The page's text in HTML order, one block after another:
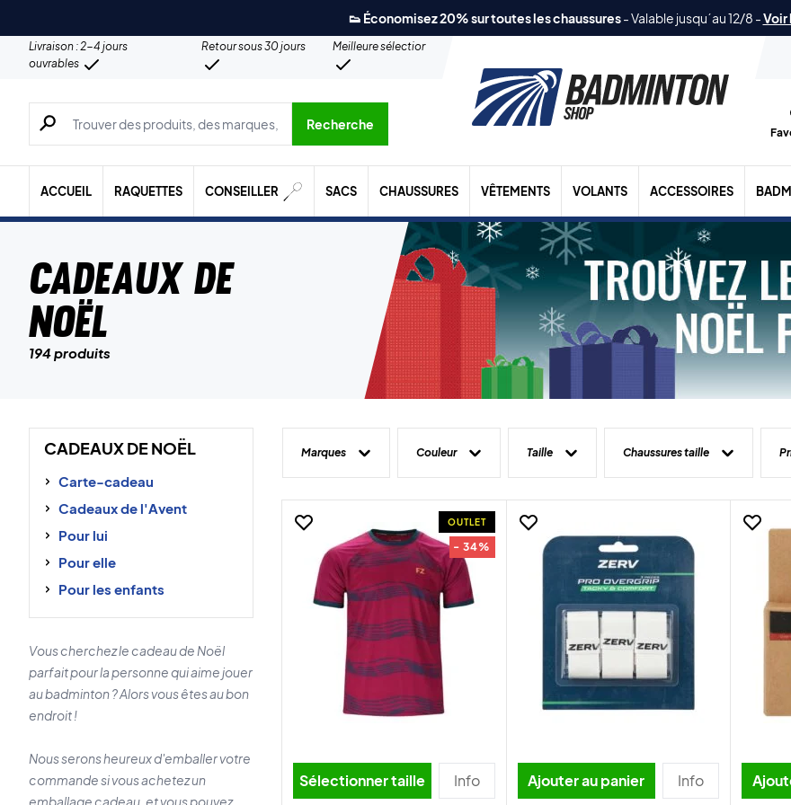
👟 Économisez 20% sur toutes les chaussures-Valable jusqu´au 12/8 -Voir
Livraison : 2-4 jours
ouvrables
Retour sous 30 jours
Meilleure sélection
Recherche de produits, de marques, etc.
Recherche
ACCUEIL RAQUETTES CONSEILLER SACS CHAUSSURES VÊTEMENTS VOLANTS ACCESSOIRES
CADEAUX DE
NOËL
194 produits
CADEAUX DE NOËL
Carte-cadeau
Cadeaux de l'Avent
Pour lui
Pour elle
Pour les enfants
Vous cherchez le cadeau de Noël
parfait pour la personne qui aime jouer
au badminton ? Alors vous êtes au bon
endroit !
Nous serons heureux d'emballer votre
commande si vous achetez un
emballage cadeau, et vous pouvez
Marques Couleur Taille Chaussures taille
OUTLET
- 34%
Sélectionner taille Info Ajouter au panier Info